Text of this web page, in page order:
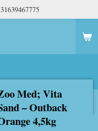
Med; Vita
– Outback
4,5kg